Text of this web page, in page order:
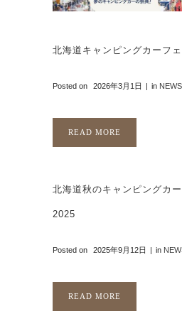
北海道キャンピングカーフ
Posted on 2026年3月1日 in NEWS
READ MORE
北海道秋のキャンピングカ
2025
Posted on 2025年9月12日 in
READ MORE